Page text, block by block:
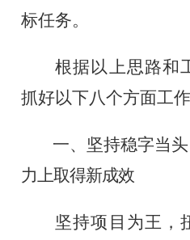
标任务。
根据以上思路和
抓好以下八个方面工作
一、坚持稳字当
力上取得新成效
坚持项目为王，